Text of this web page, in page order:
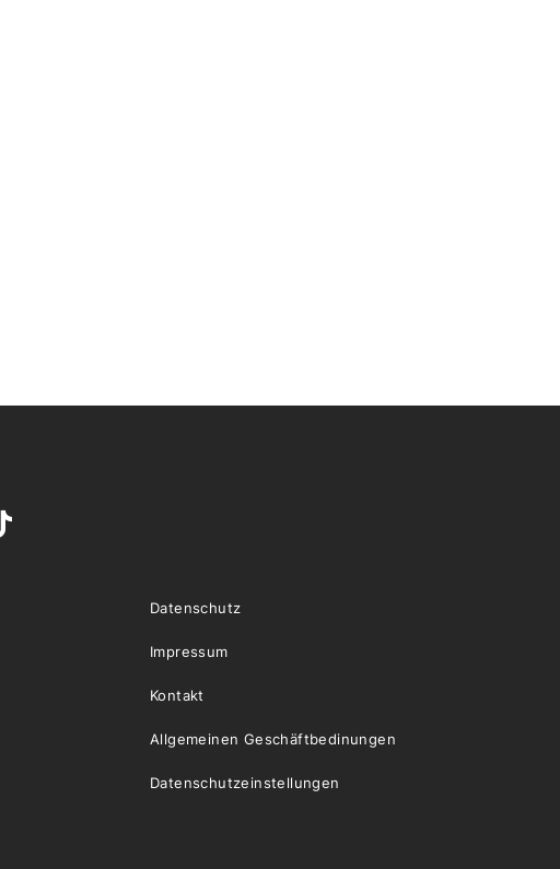
Datenschutz
Impressum
Kontakt
Allgemeinen Geschäftbedinungen
Datenschutzeinstellungen